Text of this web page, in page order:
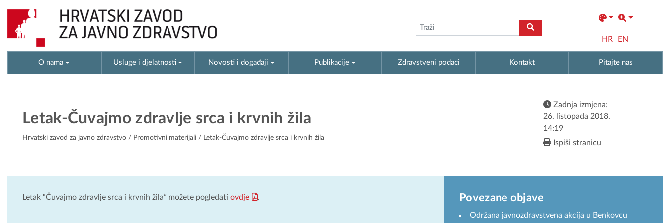
HR EN
O nama Usluge i djelatnosti Novosti i događaji Publikacije Zdravstveni podaci Kontakt Pitajte nas
Letak-Čuvajmo zdravlje srca i krvnih žila
Hrvatski zavod za javno zdravstvo / Promotivni materijali / Letak-Čuvajmo zdravlje srca i krvnih žila
Zadnja izmjena:
26. listopada 2018.
14:19
Ispiši stranicu
Letak “Čuvajmo zdravlje srca i krvnih žila” možete pogledati ovdje . Povezane objave
Održana javnozdravstvena akcija u Benkovcu